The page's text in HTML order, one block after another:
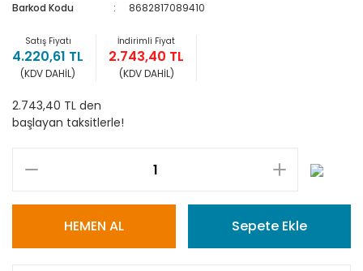
Barkod Kodu
8682817089410
Satış Fiyatı
4.220,61 TL
(KDV DAHİL)
İndirimli Fiyat
2.743,40 TL
(KDV DAHİL)
2.743,40 TL den
başlayan taksitlerle!
HEMEN AL Sepete Ekle